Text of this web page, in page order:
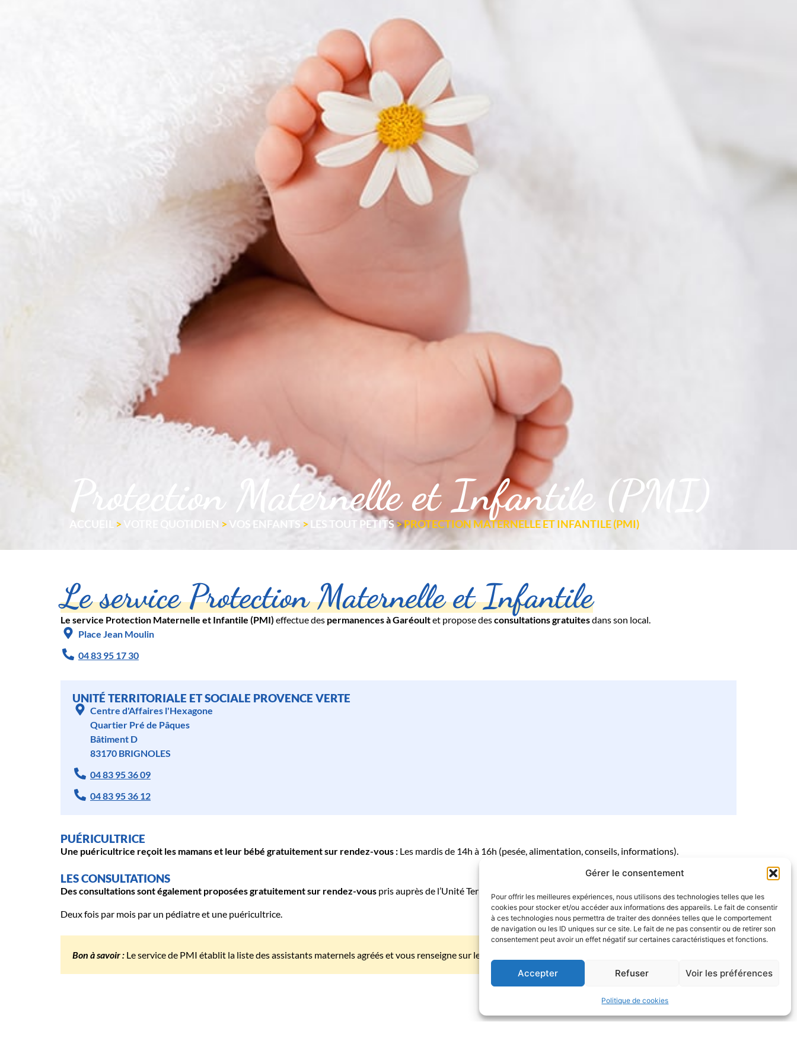
Gérer le consentement
Pour offrir les meilleures expériences, nous utilisons des technologies telles que les
cookies pour stocker et/ou accéder aux informations des appareils. Le fait de consentir
à ces technologies nous permettra de traiter des données telles que le comportement
de navigation ou les ID uniques sur ce site. Le fait de ne pas consentir ou de retirer son
consentement peut avoir un effet négatif sur certaines caractéristiques et fonctions.
Accepter Refuser Voir les préférences
Politique de cookies
VOS LOISIRS
Protection Maternelle et Infantile (PMI)
ACCUEIL > VOTRE QUOTIDIEN >VOS ENFANTS > LES TOUT PETITS>PROTECTION MATERNELLE ET INFANTILE (PMI)
Le service Protection Maternelle et Infantile
Le service Protection Maternelle et Infantile (PMI) effectue des permanences à Garéoultet propose desconsultations gratuitesdans son local.
Place Jean Moulin
04 83 95 17 30
UNITÉ TERRITORIALE ET SOCIALE PROVENCE VERTE
Centre d'Affaires l'Hexagone
Quartier Pré de Pâques
Bâtiment D
83170 BRIGNOLES
04 83 95 36 09
04 83 95 36 12
PUÉRICULTRICE
Une puéricultrice reçoit les mamans et leur bébé gratuitement sur rendez-vous : Les mardis de 14h à 16h (pesée, alimentation, conseils, informations).
LES CONSULTATIONS
Des consultations sont également proposées gratuitement sur rendez-vous pris auprès de l’Unité Territoriale et Sociale de la Provence Verte.
Deux fois par mois par un pédiatre et une puéricultrice.
Bon à savoir : Le service de PMI établit la liste des assistants maternels agréés et vous renseigne sur les places disponibles.